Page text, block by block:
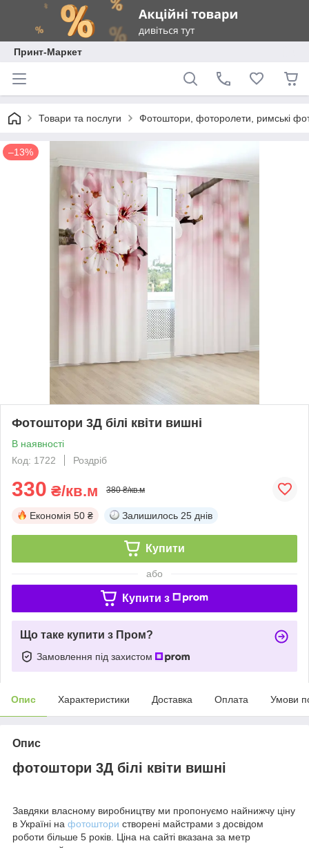
Принт-Маркет
Товари та послуги Фотоштори, фоторолети, римські
–13%
Фотоштори 3Д білі квіти вишні
В наявності
Код: 1722
Роздріб
330 ₴/кв.м 380 ₴/кв.м
Економія 50 ₴ Залишилось 25 днів
Купити
або
Купити з
Що таке купити з Пром?
Замовлення під захистом
Опис Характеристики Доставка Оплата Умови
Опис
фотоштори 3Д білі квіти вишні
Завдяки власному виробництву ми пропонуємо найнижчу ціну
в Україні на фотоштори створені майстрами з досвідом
роботи більше 5 років. Ціна на сайті вказана за метр